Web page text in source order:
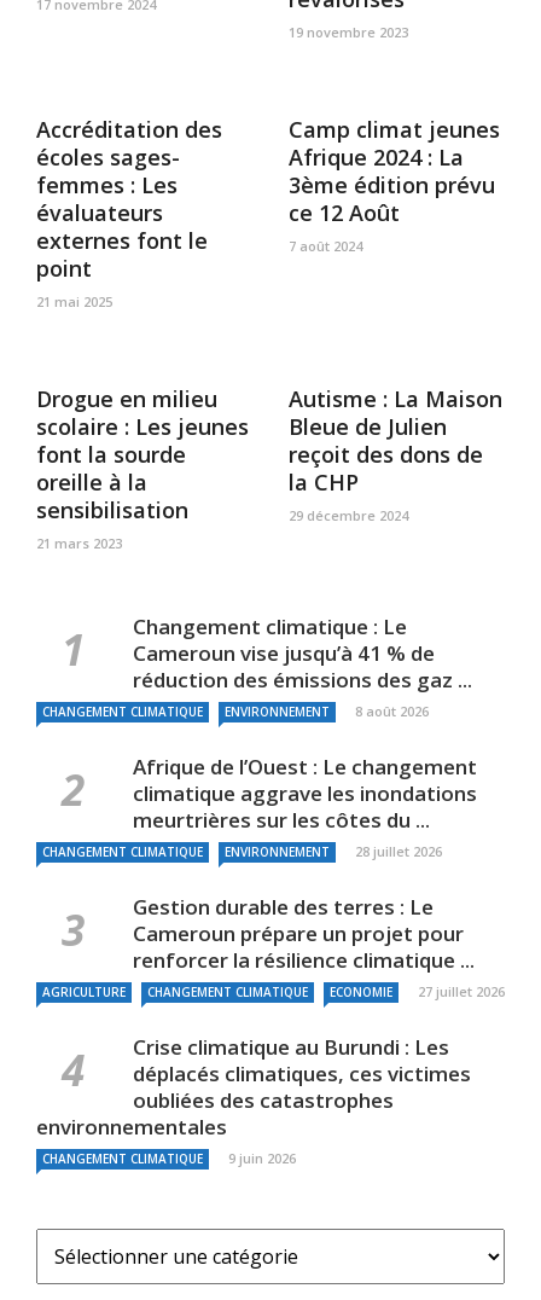
17 novembre 2024
19 novembre 2023
Accréditation des
écoles sages-
femmes : Les
évaluateurs
externes font le
point
21 mai 2025
Camp climat jeunes
Afrique 2024 : La
3ème édition prévu
ce 12 Août
7 août 2024
Drogue en milieu
scolaire : Les jeunes
font la sourde
oreille à la
sensibilisation
21 mars 2023
Autisme : La Maison
Bleue de Julien
reçoit des dons de
la CHP
29 décembre 2024
Changement climatique : Le
Cameroun vise jusqu’à 41 % de
réduction des émissions des gaz ...
CHANGEMENT CLIMATIQUE ENVIRONNEMENT 8 août 2026
Afrique de l’Ouest : Le changement
climatique aggrave les inondations
meurtrières sur les côtes du ...
CHANGEMENT CLIMATIQUE ENVIRONNEMENT 28 juillet 2026
Gestion durable des terres : Le
Cameroun prépare un projet pour
renforcer la résilience climatique ...
AGRICULTURE CHANGEMENT CLIMATIQUE ECONOMIE 27 juillet 2026
Crise climatique au Burundi : Les
déplacés climatiques, ces victimes
oubliées des catastrophes
environnementales
CHANGEMENT CLIMATIQUE 9 juin 2026